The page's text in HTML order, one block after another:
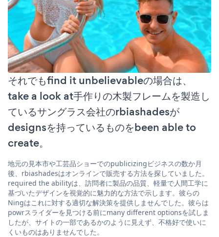
それでもfind it unbelievableの場合は、
take a look at手作りの木製フレームを製造し
ているサングラス会社のrbiashadesが
designsを持っているものをbeen able to
create。
地元の見本市や工芸品ショーでのpublicizingビジネスの数か月
後、rbiashadesはオンラインで販売する方法を探していました。
required the abilityは、訪問者に製品の品質、軽量で人間工学に
基づいたデザインを視覚的に魅力的な方法で示します。彼らの
Ningはこれに対する適切な解決策を提供しませんでした。彼らは
powrスライダーを見つける前にmany different optionsを試しま
したが、サイトの一部であるかのように見えず、不格好で使いに
くいものはありませんでした。